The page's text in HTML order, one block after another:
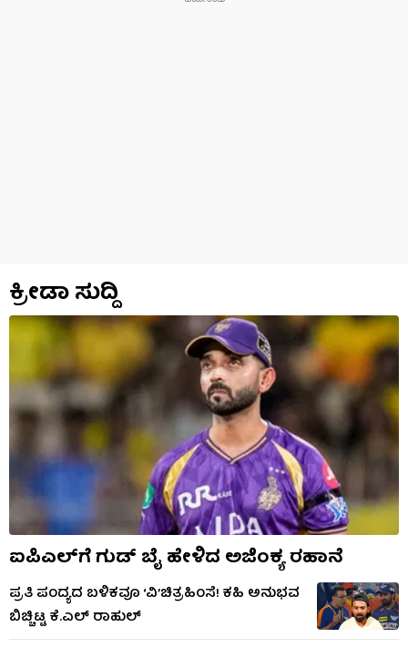
ಕ್ರೀಡಾ ಸುದ್ದಿ
ಐಪಿಎಲ್​ಗೆ ಗುಡ್ ಬೈ ಹೇಳಿದ ಅಜಿಂಕ್ಯ ರಹಾನೆ
ಪ್ರತಿ ಪಂದ್ಯದ ಬಳಿಕವೂ ‘ವಿ’ಚಿತ್ರಹಿಂಸೆ! ಕಹಿ ಅನುಭವ
ಬಿಚ್ಚಿಟ್ಟ ಕೆ.ಎಲ್ ರಾಹುಲ್